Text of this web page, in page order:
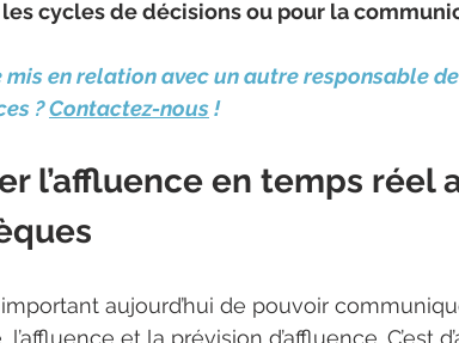
cycles de décisions ou pour la
mis en relation avec un autre responsable
? Contactez-nous !
l’affluence en temps réel
aujourd’hui de pouvoir
l’affluence et la prévision d’affluence. C’est